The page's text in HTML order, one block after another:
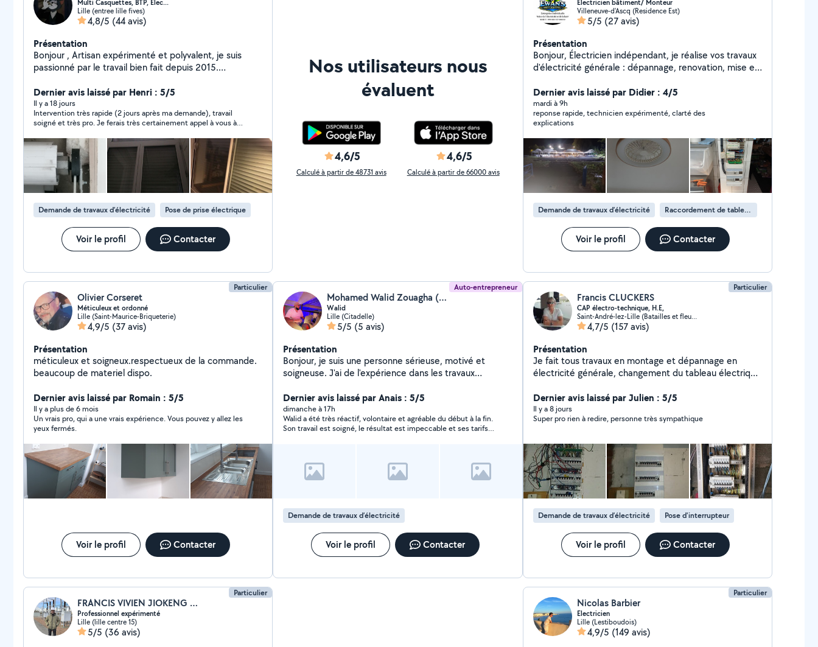
Multi Casquettes, BTP, Élec...
Lille (entree lille fives)
4,8/5 (44 avis)
Présentation
Bonjour , Artisan expérimenté et polyvalent, je suis
passionné par le travail bien fait depuis 2015.
et de travaux à domicile. **Domaines d'intervention :**
/*Volets roulants, portes de garage, rideaux métalliques
: dépannage, motorisation, modernisation,
remplacement à neuf, diagnostic gratuit sur place.
**Travaux & rénovations :** Électricité, plomberie ;
placoplâtre, enduit, peinture, carrelage, faïence ;
parquet, papier peint, finitions diverses ;
conception/fabrication sur mesure de meubles et
aménagements intérieurs. **Autres services :**
Réparation informatique, électrique, électronique,
électroménager ; travaux de jardinage et extérieur ;
aide au déménagement et petits travaux divers.
**Comment ça se passe ?** Déplacement et
diagnostic gratuits. Présentation d'un devis clair et
pièces nécessaires. Travail soigné à prix raisonnable,
Dernier avis laissé par Henri : 5/5
Il y a 18 jours
Intervention très rapide (2 jours après ma demande), travail
soigné et très pro. Je ferais très certainement appel à vous à
demandeurs de services : n'hésitez pas, vous pouvez y aller les
yeux fermés. H.
Demande de travaux d’électricité Pose de prise électrique
Voir le profil Contacter
Nos utilisateurs nous
évaluent
4,6/5
Calculé à partir de 48731 avis
4,6/5
Calculé à partir de 66000 avis
Électricien bâtiment/ Monteur
Villeneuve-d'Ascq (Residence Est)
5/5 (27 avis)
Présentation
Bonjour, Électricien indépendant, je réalise vos travaux
d'électricité générale : dépannage, renovation, mise en
installation de prises, éclairages et lignes dédiées.
J'interviens sur Villeneuve-d'Ascq et les communes
voisines. Pour vos événements ( mariages, barbecues,
baptêmes, anniversaires etc.), Ewan's Pro Lighting EI
vous accompagne également pour vos installations
lumineuses festives. Devis gratuit - Intervention rapide
Votre satisfaction , notre priorité.
Dernier avis laissé par Didier : 4/5
mardi à 9h
reponse rapide, technicien expérimenté, clarté des
explications
Demande de travaux d’électricité Raccordement de tableau électrique
Voir le profil Contacter
Particulier
Olivier Corseret
Méticuleux et ordonné
Lille (Saint-Maurice-Briqueterie)
4,9/5 (37 avis)
Présentation
méticuleux et soigneux.respectueux de la commande.
beaucoup de materiel dispo.
Dernier avis laissé par Romain : 5/5
Il y a plus de 6 mois
Un vrais pro, qui a une vrais expérience. Vous pouvez y allez les
yeux fermés.
Voir le profil Contacter
Auto-entrepreneur
Mohamed Walid Zouagha (Rdh)
Walid
Lille (Citadelle)
5/5 (5 avis)
Présentation
Bonjour, je suis une personne sérieuse, motivé et
soigneuse. J'ai de l'expérience dans les travaux
de la fibre optique. Je propose mes services pour
différents types de travaux : installation, bricolage,
petits dépannages, montage, réparations, pose et aide
pour vos projets à domicile. Je dispose d'une
nécessaire pour réaliser les travaux dans de bonnes
conditions. Je travaille proprement, je respecte les
qualité. Disponible rapidement, n'hésitez pas à me
contacter pour discuter de vos besoins.
Dernier avis laissé par Anais : 5/5
dimanche à 17h
Walid a été très réactif, volontaire et agréable du début à la fin.
Son travail est soigné, le résultat est impeccable et ses tarifs
Demande de travaux d’électricité
Voir le profil Contacter
Particulier
Francis CLUCKERS
CAP électro-technique, H.E,
Saint-André-lez-Lille (Batailles et fleurs)
4,7/5 (157 avis)
Présentation
Je fait tous travaux en montage et dépannage en
électricité générale, changement du tableau électrique
d'état,particulier en bâtiment et commerce, travaux
fait dans les norme NF C15000, 30ans expérience et
diplômé, travail soigné et méthodique.
Dernier avis laissé par Julien : 5/5
Il y a 8 jours
Super pro rien à redire, personne très sympathique
Demande de travaux d’électricité Pose d'interrupteur
Voir le profil Contacter
Particulier
FRANCIS VIVIEN JIOKENG KENNE
Professionnel expérimenté
Lille (lille centre 15)
5/5 (36 avis)
Particulier
Nicolas Barbier
Electricien
Lille (Lestiboudois)
4,9/5 (149 avis)